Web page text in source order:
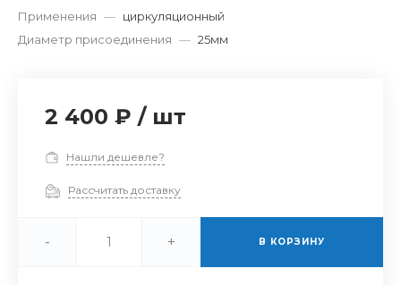
Применения — циркуляционный
Диаметр присоединения — 25мм
2 400 ₽ / шт
Нашли дешевле?
Рассчитать доставку
- + В КОРЗИНУ